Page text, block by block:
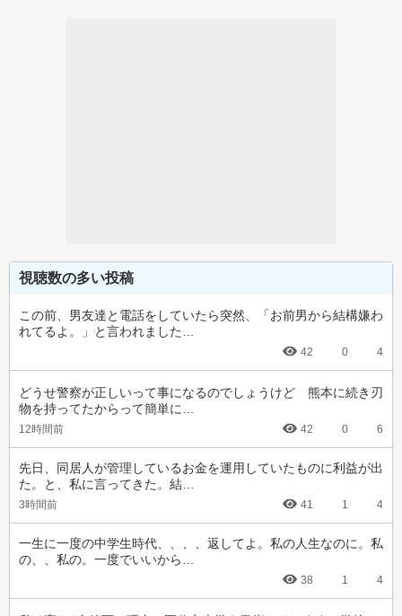
視聴数の多い投稿
この前、男友達と電話をしていたら突然、「お前男から結構嫌わ
れてるよ。」と言われました…
42 0 4
どうせ警察が正しいって事になるのでしょうけど　熊本に続き刃
物を持ってたからって簡単に…
12時間前 42 0 6
先日、同居人が管理しているお金を運用していたものに利益が出
た。と、私に言ってきた。結…
3時間前 41 1 4
一生に一度の中学生時代、、、、返してよ。私の人生なのに。私
の、、私の。一度でいいから…
38 1 4